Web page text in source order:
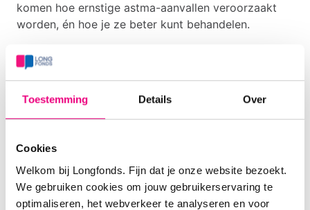
Toestemming Details Over
Cookies
Welkom bij Longfonds. Fijn dat je onze website bezoekt.
We gebruiken cookies om jouw gebruikerservaring te
optimaliseren, het webverkeer te analyseren en voor
komen hoe ernstige astma-aanvallen veroorzaakt
worden, én hoe je ze beter kunt behandelen.